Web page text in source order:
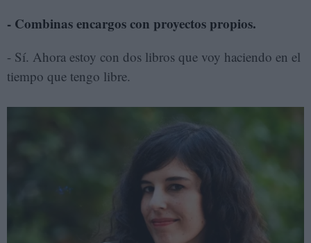
- Combinas encargos con proyectos propios.
- Sí. Ahora estoy con dos libros que voy haciendo en el
tiempo que tengo libre.